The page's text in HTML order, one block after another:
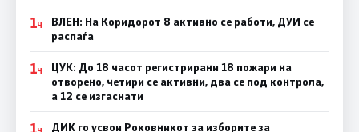
1Ч
ВЛЕН: На Коридорот 8 активно се работи, ДУИ се
распаѓа
1Ч
ЦУК: До 18 часот регистрирани 18 пожари на
отворено, четири се активни, два се под контрола,
а 12 се изгаснати
ДИК го усвои Роковникот за изборите за